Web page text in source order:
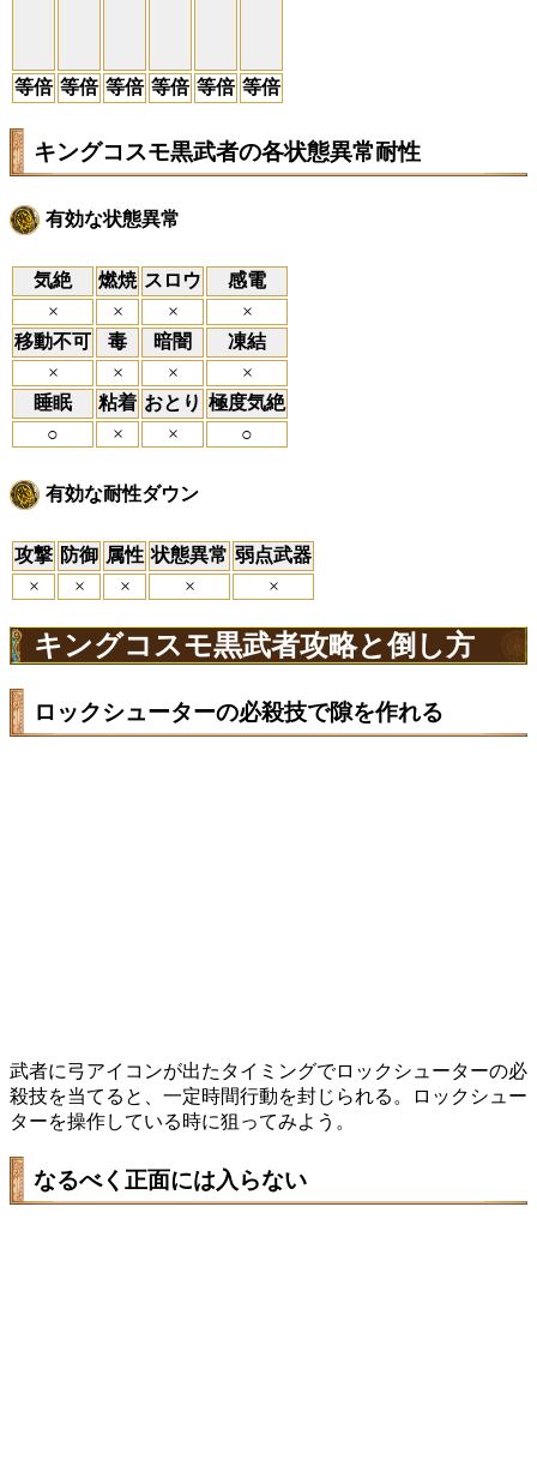
等倍 等倍 等倍 等倍 等倍 等倍
キングコスモ黒武者の各状態異常耐性
有効な状態異常
気絶 燃焼 スロウ
感電
×
× ×
×
移動不可
毒 暗闇
凍結
×
× ×
×
睡眠
粘着 おとり 極度気絶
○
× × ○
有効な耐性ダウン
攻撃 防御 属性 状態異常 弱点武器
×
× × × ×
キングコスモ黒武者攻略と倒し方
ロックシューターの必殺技で隙を作れる
武者に弓アイコンが出たタイミングでロックシューターの必
殺技を当てると、一定時間行動を封じられる。ロックシュー
ターを操作している時に狙ってみよう。
なるべく正面には入らない